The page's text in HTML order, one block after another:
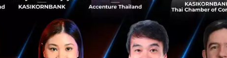
คุณยอด ชินสุภัคกุล CEO and Co-founder จาก Wongnai